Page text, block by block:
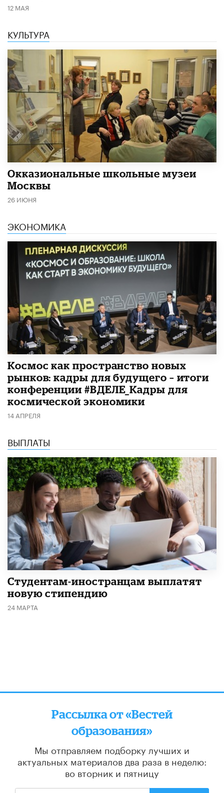
12 МАЯ
КУЛЬТУРА
​Окказиональные школьные музеи
Москвы
26 ИЮНЯ
ЭКОНОМИКА
Космос как пространство новых
рынков: кадры для будущего – итоги
конференции #ВДЕЛЕ_Кадры для
космической экономики
14 АПРЕЛЯ
ВЫПЛАТЫ
Студентам-иностранцам выплатят
новую стипендию
24 МАРТА
Рассылка от «Вестей
образования»
Мы отправляем подборку лучших и
актуальных материалов два раза в неделю:
во вторник и пятницу